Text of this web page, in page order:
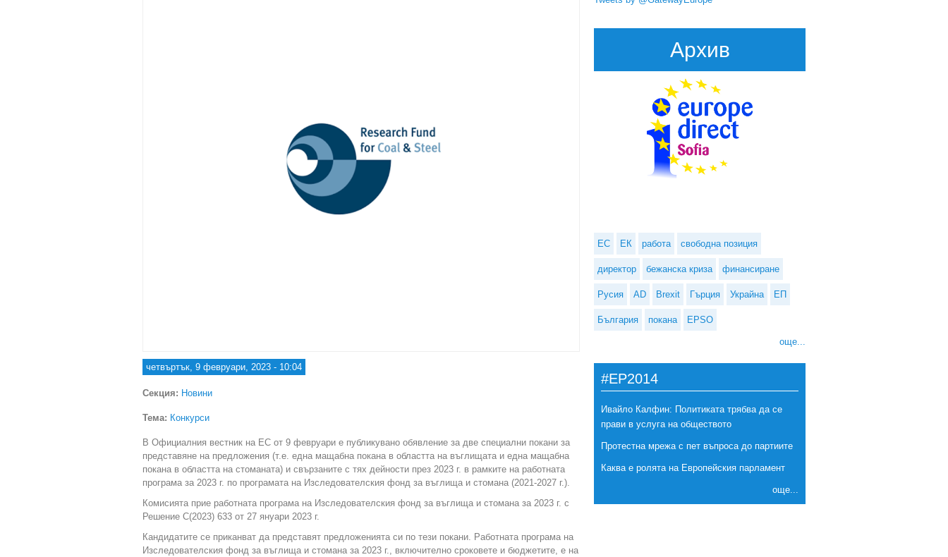
четвъртък, 9 февруари, 2023 - 10:04
Секция: Новини
Тема: Конкурси
В Официалния вестник на ЕС от 9 февруари е публикувано обявление за две специални покани за
представяне на предложения (т.е. една мащабна покана в областта на въглищата и една мащабна
покана в областта на стоманата) и свързаните с тях дейности през 2023 г. в рамките на работната
програма за 2023 г. по програмата на Изследователския фонд за въглища и стомана (2021-2027 г.).
Комисията прие работната програма на Изследователския фонд за въглища и стомана за 2023 г. с
Решение C(2023) 633 от 27 януари 2023 г.
Кандидатите се приканват да представят предложенията си по тези покани. Работната програма на
Изследователския фонд за въглища и стомана за 2023 г., включително сроковете и бюджетите, е на
Архив
ЕС ЕК работа свободна позиция
директор бежанска криза финансиране
Русия AD Brexit Гърция Украйна ЕП
България покана EPSO
още...
#EP2014
Ивайло Калфин: Политиката трябва да се
прави в услуга на обществото
Протестна мрежа с пет въпроса до партиите
Каква е ролята на Европейския парламент
още...